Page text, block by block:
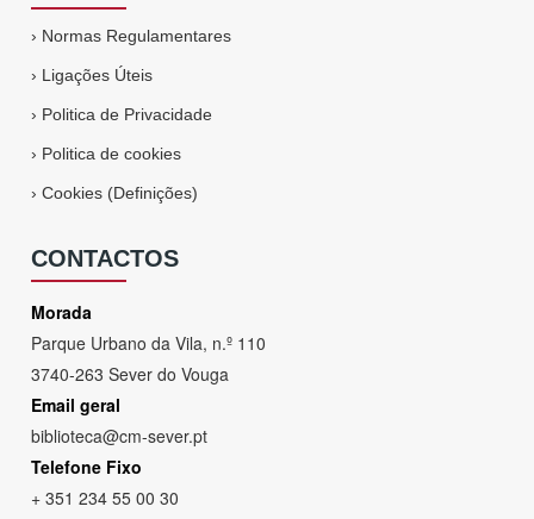
› Normas Regulamentares
› Ligações Úteis
› Politica de Privacidade
› Politica de cookies
›Cookies (Definições)
CONTACTOS
Morada
Parque Urbano da Vila, n.º 110
3740-263 Sever do Vouga
Email geral
biblioteca@cm-sever.pt
Telefone Fixo
+ 351 234 55 00 30